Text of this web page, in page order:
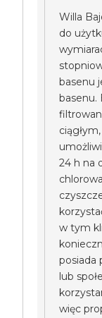
Willa
do
basenu
basenu.
24 h na
w tym
posiada
lub
więc